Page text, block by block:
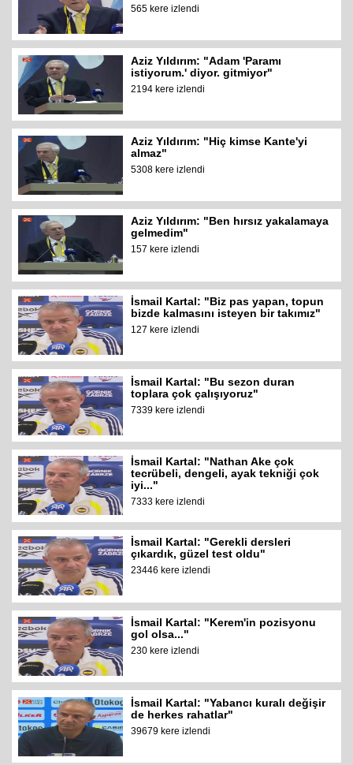
565 kere izlendi
Aziz Yıldırım: "Adam 'Paramı
istiyorum.' diyor. gitmiyor"
2194 kere izlendi
Aziz Yıldırım: "Hiç kimse Kante'yi
almaz"
5308 kere izlendi
Aziz Yıldırım: "Ben hırsız yakalamaya
gelmedim"
157 kere izlendi
İsmail Kartal: "Biz pas yapan, topun
bizde kalmasını isteyen bir takımız"
127 kere izlendi
İsmail Kartal: "Bu sezon duran
toplara çok çalışıyoruz"
7339 kere izlendi
İsmail Kartal: "Nathan Ake çok
tecrübeli, dengeli, ayak tekniği çok
iyi..."
7333 kere izlendi
İsmail Kartal: "Gerekli dersleri
çıkardık, güzel test oldu"
23446 kere izlendi
İsmail Kartal: "Kerem'in pozisyonu
gol olsa..."
230 kere izlendi
İsmail Kartal: "Yabancı kuralı değişir
de herkes rahatlar"
39679 kere izlendi